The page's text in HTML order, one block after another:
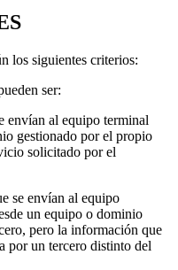
los siguientes criterios:
ser:
envían al equipo terminal
gestionado por el propio
solicitado por el
se envían al equipo
un equipo o dominio
pero la información que
por un tercero distinto del